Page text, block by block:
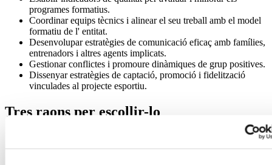
programes formatius.
Coordinar equips tècnics i alinear el seu treball amb el model
formatiu de l' entitat.
Desenvolupar estratègies de comunicació eficaç amb famílies,
entrenadors i altres agents implicats.
Gestionar conflictes i promoure dinàmiques de grup positives.
Dissenyar estratègies de captació, promoció i fidelització
vinculades al projecte esportiu.
Tres raons per escollir-lo
Formació específica per
coordinar projectes d'esport base, amb focus en clubs,